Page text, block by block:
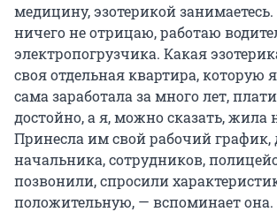
медицину, эзотерикой
ничего не отрицаю, работаю
электропогрузчика. Какая
своя отдельная квартира, которую
сама заработала за много лет,
достойно, а я, можно сказать, жила
Принесла им свой рабочий график,
начальника, сотрудников,
позвонили, спросили
положительную, — вспоминает она.